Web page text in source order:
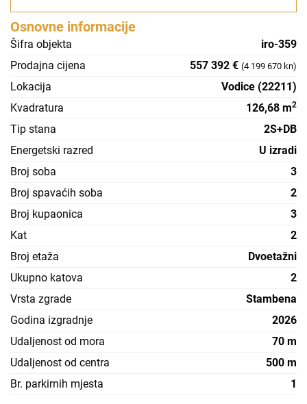
Osnovne informacije
Šifra objekta
iro-359
Prodajna cijena
557 392 € (4 199 670 kn)
Lokacija
Vodice (22211)
Kvadratura
126,68 m2
Tip stana
2S+DB
Energetski razred
U izradi
Broj soba
3
Broj spavaćih soba
2
Broj kupaonica
3
Kat
2
Broj etaža
Dvoetažni
Ukupno katova
2
Vrsta zgrade
Stambena
Godina izgradnje
2026
Udaljenost od mora
70 m
Udaljenost od centra
500 m
Br. parkirnih mjesta
1